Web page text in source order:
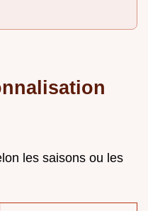
les saisons ou les